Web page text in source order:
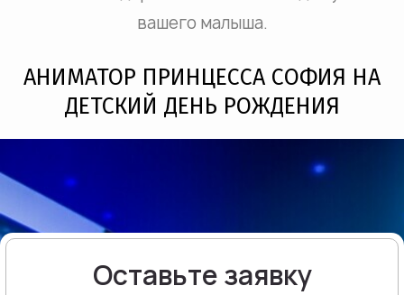
вашего малыша.
АНИМАТОР ПРИНЦЕССА СОФИЯ НА
ДЕТСКИЙ ДЕНЬ РОЖДЕНИЯ
Оставьте заявку